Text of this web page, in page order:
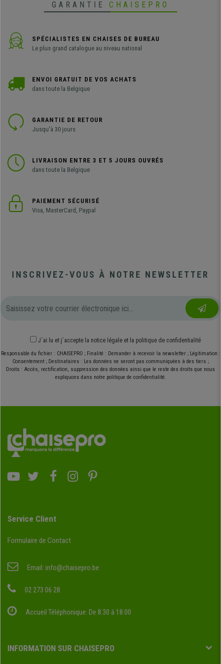
GARANTIE CHAISEPRO
SPÉCIALISTES EN CHAISES DE BUREAU
Le plus grand catalogue au niveau national
ENVOI GRATUIT DE VOS ACHATS
dans toute la Belgique
GARANTIE DE RETOUR
Jusqu'à 30 jours
LIVRAISON ENTRE 3 ET 5 JOURS OUVRÉS
dans toute la Belgique
PAIEMENT SÉCURISÉ
Visa, MasterCard, Paypal
INSCRIVEZ-VOUS À NOTRE NEWSLETTER
J´ai lu et j´accepte la notice légale et la politique de confidentialité
Responsable du fichier : CHAISEPRO ; Finalité : Demander à recevoir la newsletter ; Légitimation :
Consentement ; Destinataires : Les données ne seront pas communiquées à des tiers ;
Droits : Accès, rectification, suppression des données ainsi que le reste des droits que nous
expliquons dans notre politique de confidentialité.
Service Client
Formulaire de Contact
Email: info@chaisepro.be
02 273 06 28
Accueil Téléphonique: De 8:30 à 18:00
INFORMATION SUR CHAISEPRO